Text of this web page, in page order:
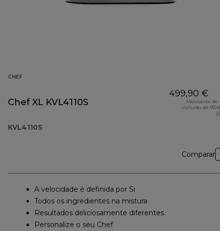
CHEF
Chef XL KVL4110S
KVL4110S
499,90 €
Montante de
incluído de
Comparar
A velocidade é definida por Si
Todos os ingredientes na mistura
Resultados deliciosamente diferentes
Personalize o seu Chef